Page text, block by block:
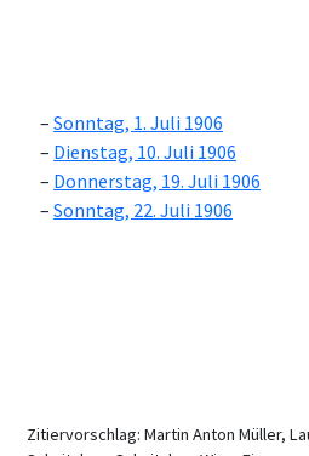
Sonntag, 1. Juli 1906
Dienstag, 10. Juli 1906
Donnerstag, 19. Juli 1906
Sonntag, 22. Juli 1906
Zitiervorschlag: Martin Anton Müller,